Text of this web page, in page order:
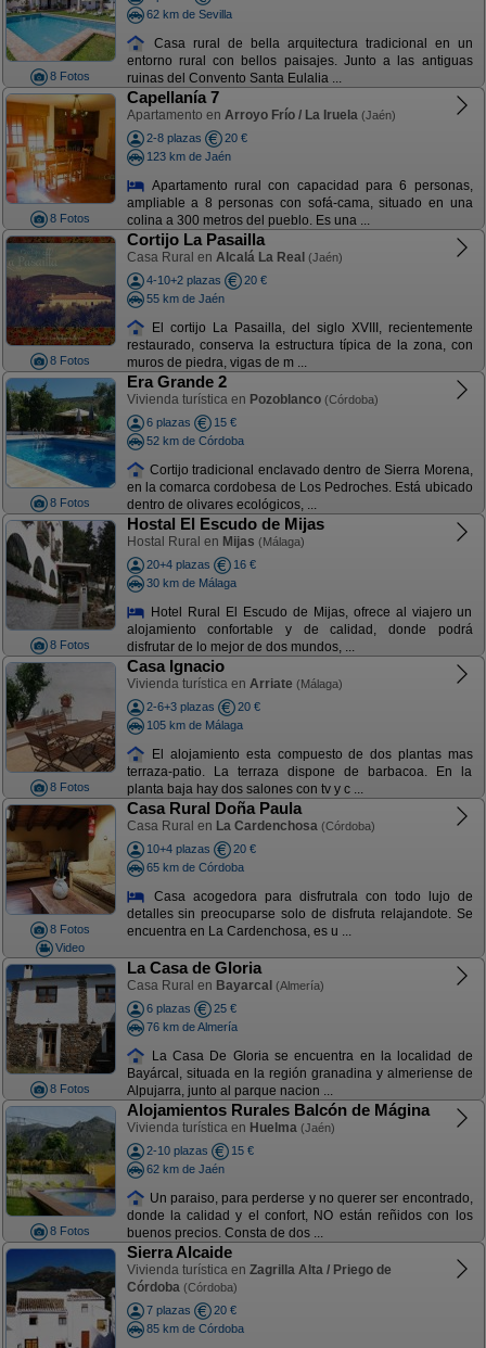
8 Fotos
62 km de Sevilla
Casa rural de bella arquitectura tradicional en un
entorno rural con bellos paisajes. Junto a las antiguas
ruinas del Convento Santa Eulalia ...
8 Fotos
Capellanía 7
Apartamento en Arroyo Frío / La Iruela (Jaén)
2-8 plazas
20 €
123 km de Jaén
Apartamento rural con capacidad para 6 personas,
ampliable a 8 personas con sofá-cama, situado en una
colina a 300 metros del pueblo. Es una ...
8 Fotos
Cortijo La Pasailla
Casa Rural en Alcalá La Real (Jaén)
4-10+2 plazas
20 €
55 km de Jaén
El cortijo La Pasailla, del siglo XVIII, recientemente
restaurado, conserva la estructura típica de la zona, con
muros de piedra, vigas de m ...
8 Fotos
Era Grande 2
Vivienda turística en Pozoblanco (Córdoba)
6 plazas
15 €
52 km de Córdoba
Cortijo tradicional enclavado dentro de Sierra Morena,
en la comarca cordobesa de Los Pedroches. Está ubicado
dentro de olivares ecológicos, ...
8 Fotos
Hostal El Escudo de Mijas
Hostal Rural en Mijas (Málaga)
20+4 plazas
16 €
30 km de Málaga
Hotel Rural El Escudo de Mijas, ofrece al viajero un
alojamiento confortable y de calidad, donde podrá
disfrutar de lo mejor de dos mundos, ...
8 Fotos
Casa Ignacio
Vivienda turística en Arriate (Málaga)
2-6+3 plazas
20 €
105 km de Málaga
El alojamiento esta compuesto de dos plantas mas
terraza-patio. La terraza dispone de barbacoa. En la
planta baja hay dos salones con tv y c ...
8 Fotos
Video
Casa Rural Doña Paula
Casa Rural en La Cardenchosa (Córdoba)
10+4 plazas
20 €
65 km de Córdoba
Casa acogedora para disfrutrala con todo lujo de
detalles sin preocuparse solo de disfruta relajandote. Se
encuentra en La Cardenchosa, es u ...
8 Fotos
La Casa de Gloria
Casa Rural en Bayarcal (Almería)
6 plazas
25 €
76 km de Almería
La Casa De Gloria se encuentra en la localidad de
Bayárcal, situada en la región granadina y almeriense de
Alpujarra, junto al parque nacion ...
8 Fotos
Alojamientos Rurales Balcón de Mágina
Vivienda turística en Huelma (Jaén)
2-10 plazas
15 €
62 km de Jaén
Un paraiso, para perderse y no querer ser encontrado,
donde la calidad y el confort, NO están reñidos con los
buenos precios. Consta de dos ...
Sierra Alcaide
Vivienda turística en Zagrilla Alta / Priego de
Córdoba (Córdoba)
7 plazas
20 €
85 km de Córdoba